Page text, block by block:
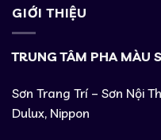
GIỚI THIỆU
TRUNG TÂM PHA MÀU
Sơn Trang Trí – Sơn Nội
Dulux, Nippon